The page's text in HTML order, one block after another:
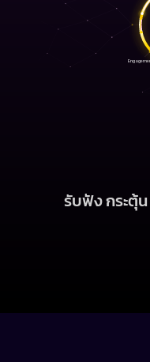
รับฟัง กระตุ้